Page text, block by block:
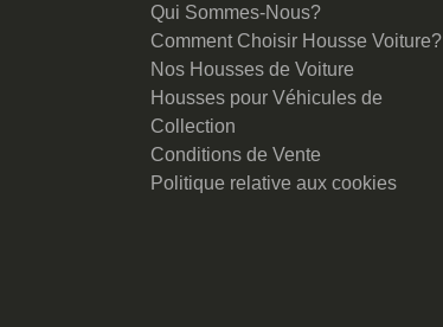
Qui Sommes-Nous?
Comment Choisir Housse Voiture?
Nos Housses de Voiture
Housses pour Véhicules de
Collection
Conditions de Vente
Politique relative aux cookies